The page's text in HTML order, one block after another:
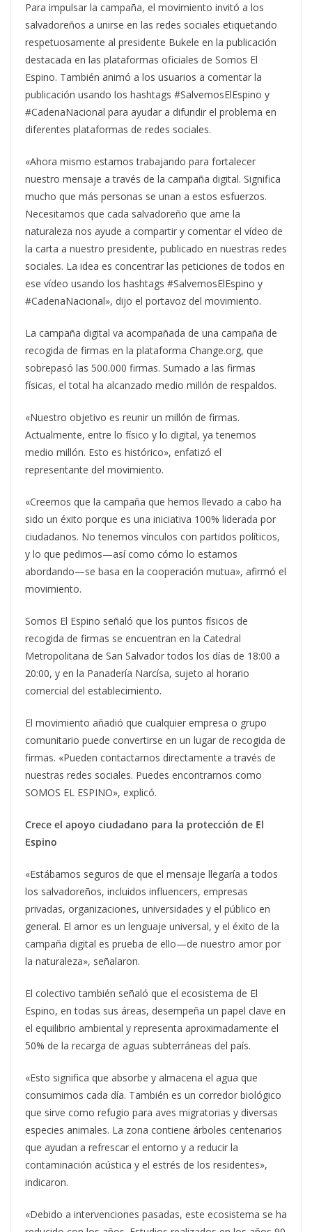
Para impulsar la campaña, el movimiento invitó a los
salvadoreños a unirse en las redes sociales etiquetando
respetuosamente al presidente Bukele en la publicación
destacada en las plataformas oficiales de Somos El
Espino. También animó a los usuarios a comentar la
publicación usando los hashtags #SalvemosElEspino y
#CadenaNacional para ayudar a difundir el problema en
diferentes plataformas de redes sociales.
«Ahora mismo estamos trabajando para fortalecer
nuestro mensaje a través de la campaña digital. Significa
mucho que más personas se unan a estos esfuerzos.
Necesitamos que cada salvadoreño que ame la
naturaleza nos ayude a compartir y comentar el vídeo de
la carta a nuestro presidente, publicado en nuestras redes
sociales. La idea es concentrar las peticiones de todos en
ese vídeo usando los hashtags #SalvemosElEspino y
#CadenaNacional», dijo el portavoz del movimiento.
La campaña digital va acompañada de una campaña de
recogida de firmas en la plataforma Change.org, que
sobrepasó las 500.000 firmas. Sumado a las firmas
físicas, el total ha alcanzado medio millón de respaldos.
«Nuestro objetivo es reunir un millón de firmas.
Actualmente, entre lo físico y lo digital, ya tenemos
medio millón. Esto es histórico», enfatizó el
representante del movimiento.
«Creemos que la campaña que hemos llevado a cabo ha
sido un éxito porque es una iniciativa 100% liderada por
ciudadanos. No tenemos vínculos con partidos políticos,
y lo que pedimos—así como cómo lo estamos
abordando—se basa en la cooperación mutua», afirmó el
movimiento.
Somos El Espino señaló que los puntos físicos de
recogida de firmas se encuentran en la Catedral
Metropolitana de San Salvador todos los días de 18:00 a
20:00, y en la Panadería Narcísa, sujeto al horario
comercial del establecimiento.
El movimiento añadió que cualquier empresa o grupo
comunitario puede convertirse en un lugar de recogida de
firmas. «Pueden contactarnos directamente a través de
nuestras redes sociales. Puedes encontrarnos como
SOMOS EL ESPINO», explicó.
Crece el apoyo ciudadano para la protección de El
Espino
«Estábamos seguros de que el mensaje llegaría a todos
los salvadoreños, incluidos influencers, empresas
privadas, organizaciones, universidades y el público en
general. El amor es un lenguaje universal, y el éxito de la
campaña digital es prueba de ello—de nuestro amor por
la naturaleza», señalaron.
El colectivo también señaló que el ecosistema de El
Espino, en todas sus áreas, desempeña un papel clave en
el equilibrio ambiental y representa aproximadamente el
50% de la recarga de aguas subterráneas del país.
«Esto significa que absorbe y almacena el agua que
consumimos cada día. También es un corredor biológico
que sirve como refugio para aves migratorias y diversas
especies animales. La zona contiene árboles centenarios
que ayudan a refrescar el entorno y a reducir la
contaminación acústica y el estrés de los residentes»,
indicaron.
«Debido a intervenciones pasadas, este ecosistema se ha